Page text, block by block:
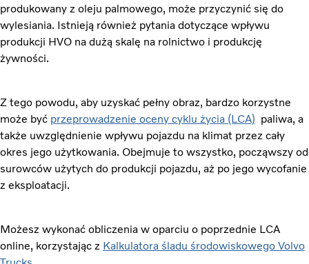
produkowany z oleju palmowego, może przyczynić się do
wylesiania. Istnieją również pytania dotyczące wpływu
produkcji HVO na dużą skalę na rolnictwo i produkcję
żywności.
Z tego powodu, aby uzyskać pełny obraz, bardzo korzystne
może być przeprowadzenie oceny cyklu życia (LCA) paliwa, a
także uwzględnienie wpływu pojazdu na klimat przez cały
okres jego użytkowania. Obejmuje to wszystko, począwszy od
surowców użytych do produkcji pojazdu, aż po jego wycofanie
z eksploatacji.
Możesz wykonać obliczenia w oparciu o poprzednie LCA
online, korzystając z Kalkulatora śladu środowiskowego Volvo